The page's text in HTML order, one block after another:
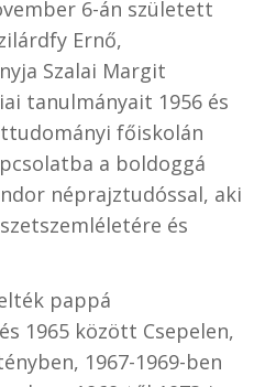
6-án született
Ernő,
Szalai Margit
tanulmányait 1956 és
főiskolán
a boldoggá
néprajztudóssal, aki
és
pappá
1965 között Csepelen,
1967-1969-ben